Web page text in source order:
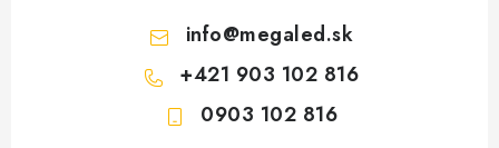
info@megaled.sk
+421 903 102 816
0903 102 816